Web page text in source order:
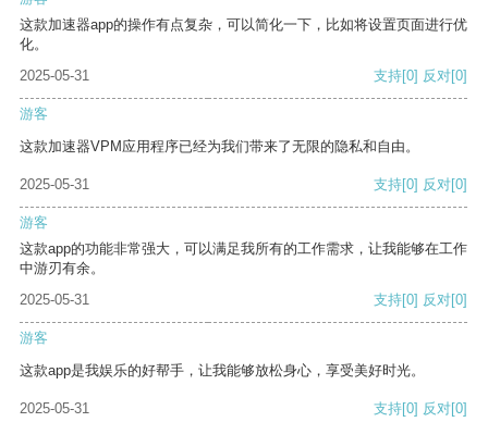
这款加速器app的操作有点复杂，可以简化一下，比如将设置页面进行优
化。
2025-05-31
支持[0] 反对[0]
游客
这款加速器VPM应用程序已经为我们带来了无限的隐私和自由。
2025-05-31 支持[0] 反对[0]
游客
这款app的功能非常强大，可以满足我所有的工作需求，让我能够在工作
中游刃有余。
2025-05-31
支持[0] 反对[0]
游客
这款app是我娱乐的好帮手，让我能够放松身心，享受美好时光。
2025-05-31 支持[0] 反对[0]